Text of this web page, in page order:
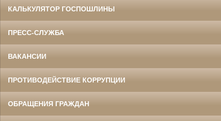
КАЛЬКУЛЯТОР ГОСПОШЛИНЫ
ПРЕСС-СЛУЖБА
ВАКАНСИИ
ПРОТИВОДЕЙСТВИЕ КОРРУПЦИИ
ОБРАЩЕНИЯ ГРАЖДАН